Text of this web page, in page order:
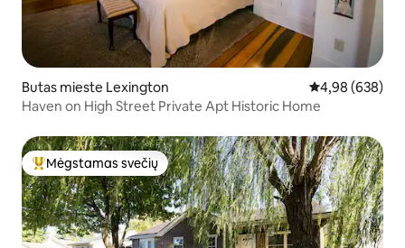
Butas mieste Lexington Vidutinis
4,98 (638)
Haven on High Street Private Apt Historic Home
Svečių mėgstamiausias
Mėgstamas svečių